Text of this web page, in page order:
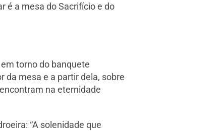
é a mesa do Sacrifício e do
torno do banquete
da mesa e a partir dela, sobre
na eternidade
“A solenidade que